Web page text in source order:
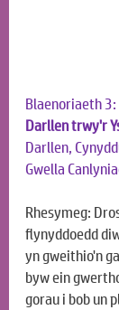
Blaenoriaeth 3:
Darllen trwy'r
Darllen,
Gwella
Rhesymeg:
flynyddoedd
yn gweithio'n
byw ein
gorau i bob un